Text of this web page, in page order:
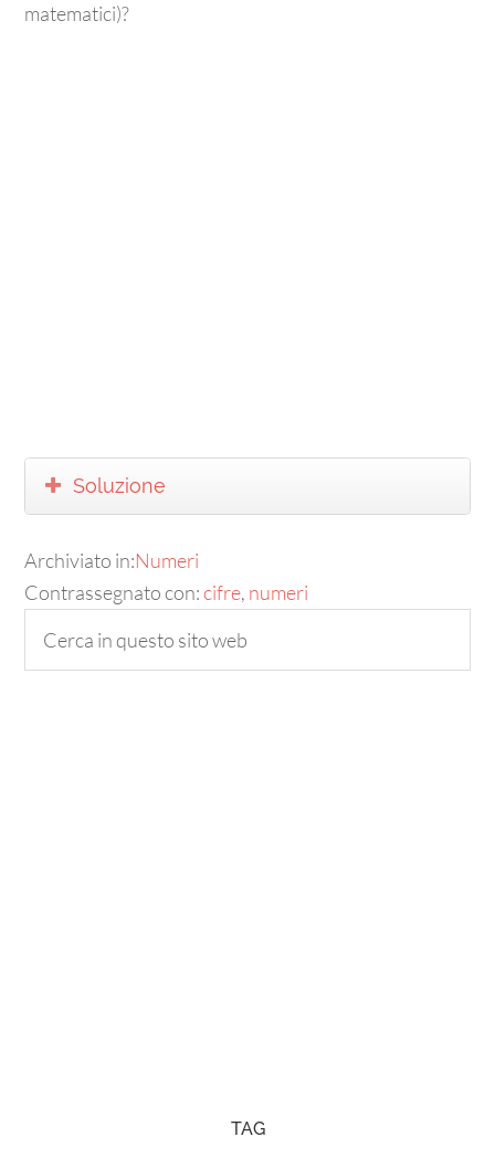
matematici)?
Soluzione
Archiviato in:Numeri
Contrassegnato con:cifre, numeri
TAG